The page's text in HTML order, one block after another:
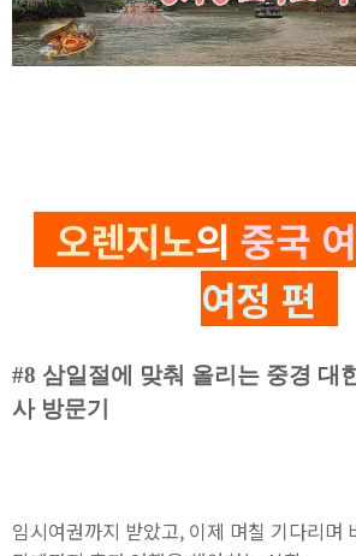
오렌지노의 중국
여정 편
#8 삼일절에 맞춰 올리는 중경 대
사 방문기
임시여권까지 받았고, 이제 며칠 기다리며